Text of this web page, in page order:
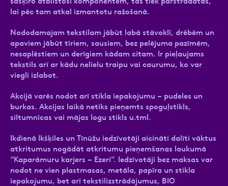
lai pēc tam atkal izmantotu ražošanā.
Nododamajam tekstilam jābūt labā stāvoklī, drēbēm un
apaviem jābūt tīriem, sausiem, bez pelējuma pazīmēm,
nesaplēstiem un derīgiem kādam citam. Ir pieļaujams
tekstils arī ar kādu nelielu traipu vai caurumu, ko var
viegli izlabot.
Akcijā varēs nodot arī stikla iepakojumu – pudeles un
burkas. Akcijas laikā netiks pieņemts spoguļstikls,
siltumnīcas vai mājas logu stikls u.tml.
Ikdienā Ikšķiles un Tīnūžu iedzīvotāji aicināti dalīti vāktus
atkritumus nogādāt atkritumu pieņemšanas laukumā
“Kaparāmuru karjers – Ezeri”. Iedzīvotāji bez maksas var
nodot ne vien plastmasas, metāla, papīra un stikla
iepakojumu, bet arī tekstilizstrādājumus, BIO